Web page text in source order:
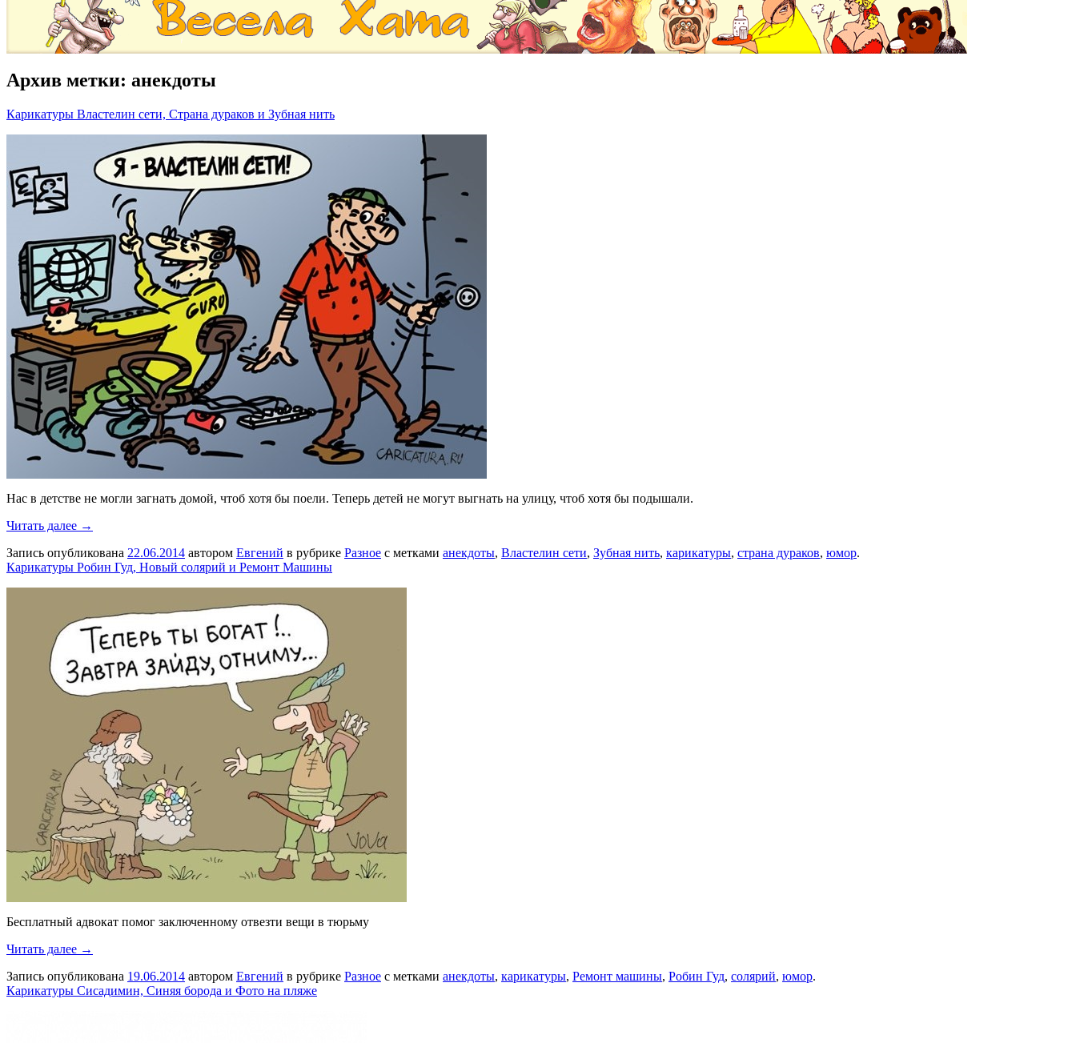
Архив метки: анекдоты
Карикатуры Властелин сети, Страна дураков и Зубная нить
Нас в детстве не могли загнать домой, чтоб хотя бы поели. Теперь детей не могут выгнать на улицу, чтоб хотя бы подышали.
Читать далее →
Запись опубликована 22.06.2014 автором Евгений в рубрике Разное с метками анекдоты, Властелин сети, Зубная нить, карикатуры, страна дураков, юмор.
Карикатуры Робин Гуд, Новый солярий и Ремонт Машины
Бесплатный адвокат помог заключенному отвезти вещи в тюрьму
Читать далее →
Запись опубликована 19.06.2014 автором Евгений в рубрике Разное с метками анекдоты, карикатуры, Ремонт машины, Робин Гуд, солярий, юмор.
Карикатуры Сисадимин, Синяя борода и Фото на пляже